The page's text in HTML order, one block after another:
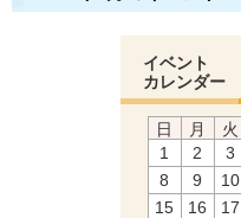
イベント
カレンダー
日 月 火
1
2 3
8
9 10
15
16 17